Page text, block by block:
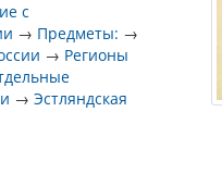
с
→ Предметы: →
→ Регионы
→Эстляндская